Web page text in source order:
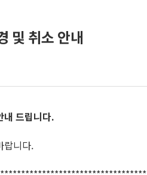
및 취소 안내
내 드립니다.
랍니다.